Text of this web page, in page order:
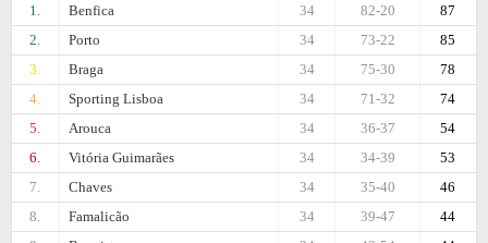
1.
Benfica 87
82-20
34
2.
Porto 85
73-22
34
3.
Braga 78
75-30
34
4.
Sporting Lisboa 74
71-32
34
5.
Arouca 54
36-37
34
6.
Vitória Guimarães 53
34-39
34
7.
Chaves 46
35-40
34
8.
Famalicão 44
39-47
34